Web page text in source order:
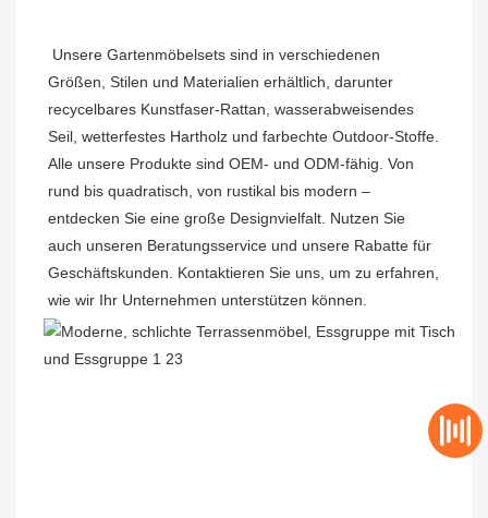
Unsere Gartenmöbelsets sind in verschiedenen
Größen, Stilen und Materialien erhältlich, darunter
recycelbares Kunstfaser-Rattan, wasserabweisendes
Seil, wetterfestes Hartholz und farbechte Outdoor-Stoffe.
Alle unsere Produkte sind OEM- und ODM-fähig. Von
rund bis quadratisch, von rustikal bis modern –
entdecken Sie eine große Designvielfalt. Nutzen Sie
auch unseren Beratungsservice und unsere Rabatte für
Geschäftskunden. Kontaktieren Sie uns, um zu erfahren,
wie wir Ihr Unternehmen unterstützen können.